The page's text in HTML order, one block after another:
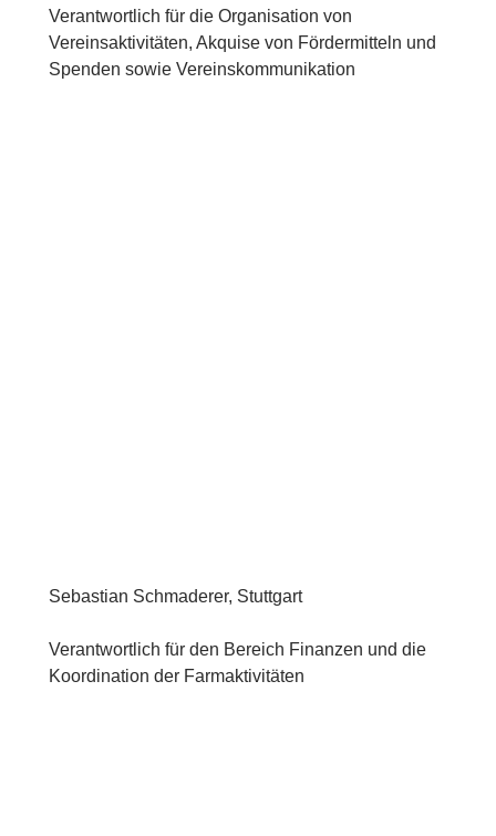
Verantwortlich für die Organisation von
Vereinsaktivitäten, Akquise von Fördermitteln und
Spenden sowie Vereinskommunikation
Sebastian Schmaderer, Stuttgart
Verantwortlich für den Bereich Finanzen und die
Koordination der Farmaktivitäten